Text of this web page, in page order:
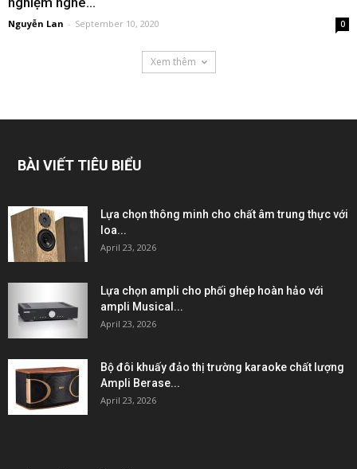
Nguyễn Lan - September 10, 2020 0
Xem thêm
BÀI VIẾT TIÊU BIỂU
Lựa chọn thông minh cho chất âm trung thực với
loa...
April 23, 2026
Lựa chọn ampli cho phối ghép hoàn hảo với
ampli Musical...
April 23, 2026
Bộ đôi khuấy đảo thị trường karaoke chất lượng
Ampli Berase...
April 23, 2026